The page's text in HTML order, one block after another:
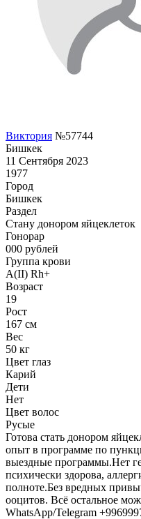
Виктория №57744
Бишкек
11 Сентября 2023
1977
Город
Бишкек
Раздел
Стану донором яйцеклеток
Гонoрар
000 рублей
Группа крови
A(II) Rh+
Возраст
19
Рост
167 см
Вес
50 кг
Цвет глаз
Карий
Дети
Нет
Цвет волос
Русые
Готова стать донором
опыт в программе по
выездные программы.Нет
психически здорова,
полноте.Без вредных
ооцитов. Всё остальное
WhatsApp/Telegram